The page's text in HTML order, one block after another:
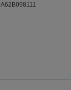
A62B098111